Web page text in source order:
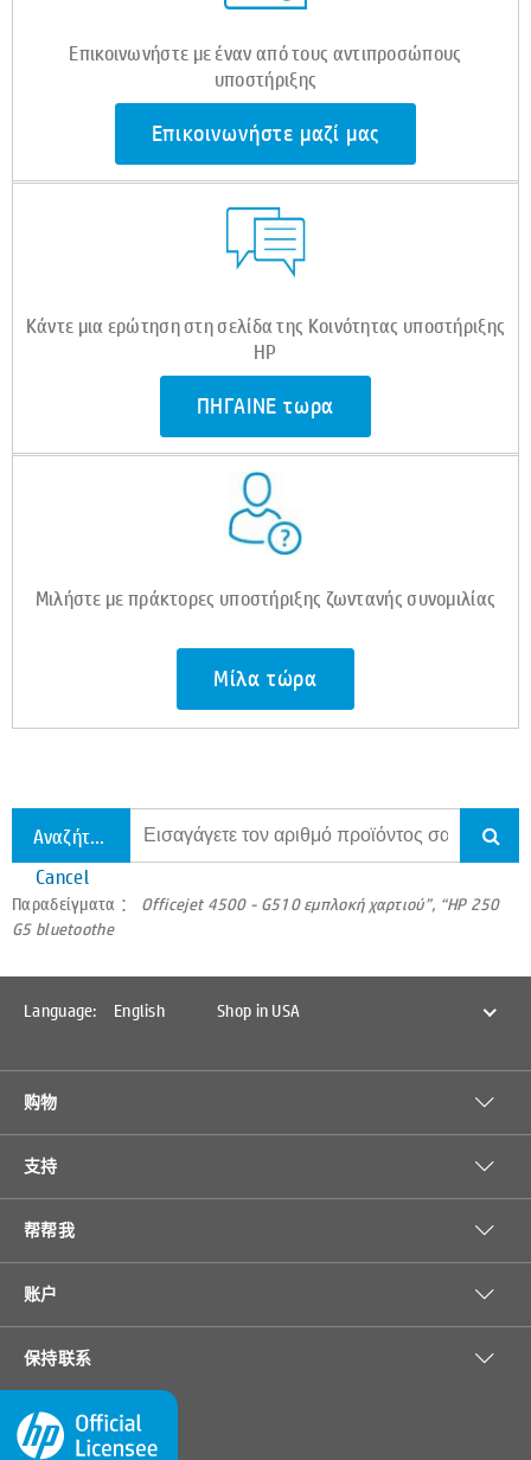
Επικοινωνήστε με έναν από τους αντιπροσώπους
υποστήριξης
Επικοινωνήστε μαζί μας
Κάντε μια ερώτηση στη σελίδα της Κοινότητας υποστήριξης
HP
ΠΗΓΑΙΝΕ τωρα
Μιλήστε με πράκτορες υποστήριξης ζωντανής συνομιλίας
Μίλα τώρα
Αναζήτηση σε όλη την υποστήριξη
Cancel
Παραδείγματα ： Officejet 4500 - G510 εμπλοκή χαρτιού”, “HP 250
G5 bluetoothe
Language: English Shop in USA
购物
支持
帮帮我
账户
保持联系